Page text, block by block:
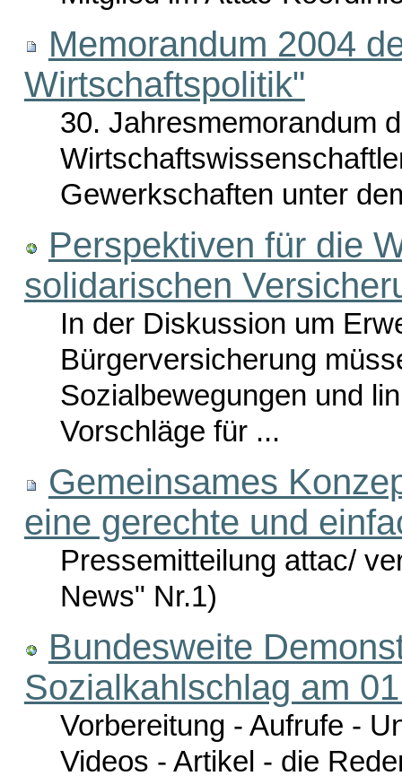
Memorandum 2004
Wirtschaftspolitik"
30. Jahresmemorandum
Gewerkschaften unter
Perspektiven für die
solidarischen
In der Diskussion um
Bürgerversicherung
Sozialbewegungen und
Vorschläge für ...
Gemeinsames
eine gerechte und
Pressemitteilung attac/
News" Nr.1)
Bundesweite
Sozialkahlschlag am
Vorbereitung - Aufrufe -
Videos - Artikel - die